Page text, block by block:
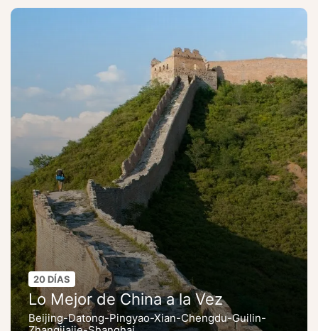
20 DÍAS
Lo Mejor de China a la Vez
Beijing-Datong-Pingyao-Xian-Chengdu-Guilin-